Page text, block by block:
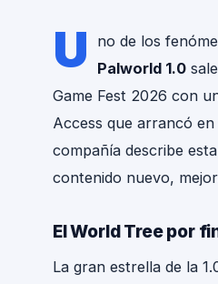
U
no de los
Palworld 1.0
Game Fest 2026 con
Access que arrancó
compañía describe
contenido nuevo,
El World Tree por
La gran estrella de la